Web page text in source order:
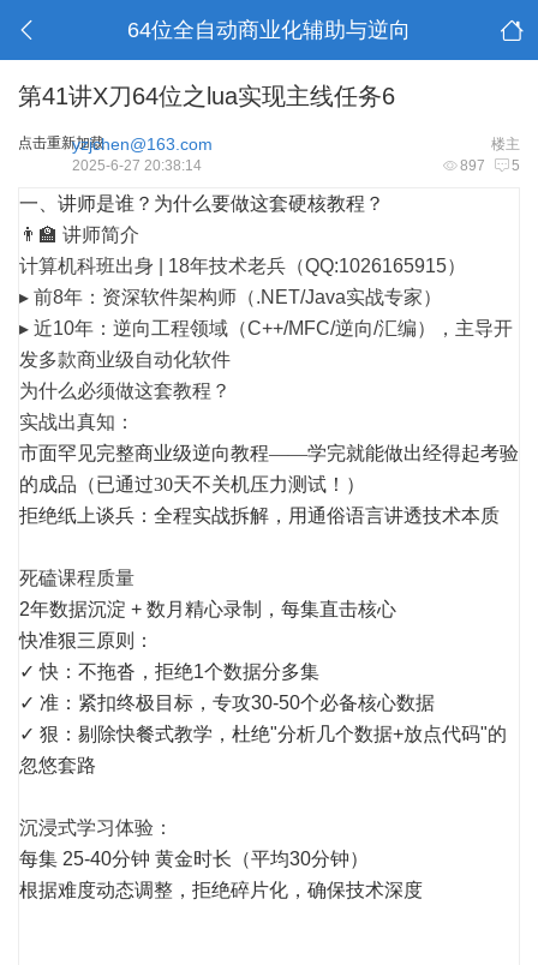
64位全自动商业化辅助与逆向
第41讲X刀64位之lua实现主线任务6
点击重新加载 楼主
yzjchen@163.com
897 5
2025-6-27 20:38:14
一、讲师是谁？为什么要做这套硬核教程？
👨🏫 讲师简介
计算机科班出身 | 18年技术老兵（QQ:1026165915）
▸ 前8年 ：资深软件架构师（.NET/Java实战专家）
▸ 近10年 ：逆向工程领域（C++/MFC/逆向/汇编），主导开
发多款商业级自动化软件
为什么必须做这套教程？
实战出真知 ：
市面罕见完整商业级逆向教程——学完就能做出经得起考验
的成品（已通过30天不关机压力测试！）
拒绝纸上谈兵：全程实战拆解，用通俗语言讲透技术本质
死磕课程质量
2年数据沉淀 + 数月精心录制，每集直击核心
快准狠三原则：
✓ 快：不拖沓，拒绝1个数据分多集
✓ 准：紧扣终极目标，专攻30-50个必备核心数据
✓ 狠：剔除快餐式教学，杜绝"分析几个数据+放点代码"的
忽悠套路
沉浸式学习体验 ：
每集 25-40分钟 黄金时长（平均30分钟）
根据难度动态调整，拒绝碎片化，确保技术深度